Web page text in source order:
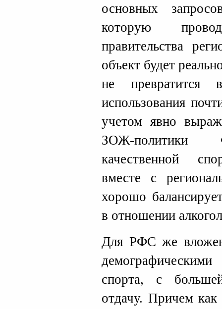
основных
которую
правительства
объект будет
не превратится
использования
учетом явно
ЗОЖ-политики
качественной
вместе с
хорошо
в отношении
Для РФС же
спорта, с
отдачу. Причем